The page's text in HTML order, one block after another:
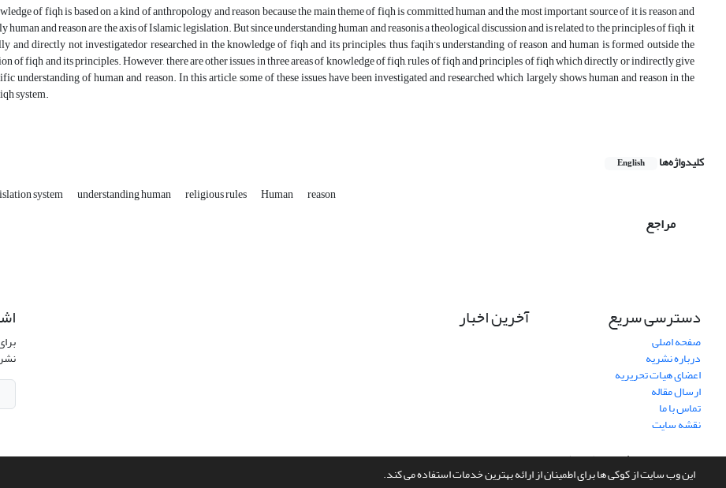
این وب سایت از کوکی ها برای اطمینان از ارائه بهترین خدمات استفاده می کند.
of fiqh is based on a kind of anthropology and reason because the main theme of fiqh is committed human and the most important source of it is reason and
human and reason are the axis of Islamic legislation. But since understanding human and reasonis a theological discussion and is related to the principles of fiqh, it
and directly not investigatedor researched in the knowledge of fiqh and its principles, thus, faqih’s understanding of reason and human is formed outside the
of fiqh and its principles. However, there are other issues in three areas of knowledge of fiqh, rules of fiqh and principles of fiqh which directly or indirectly give
understanding of human and reason. In this article, some of these issues have been investigated and researched which largely shows human and reason in the
system.
کلیدواژه‌ها English
system understanding human religious rules Human reason
مراجع
دسترسی سریع
صفحه اصلی
درباره نشریه
اعضای هیات تحریریه
ارسال مقاله
تماس با ما
نقشه سایت
آخرین اخبار
سامانه مدیریت نشریات علمی.طراحی و پیاده سازی ازسیناوب